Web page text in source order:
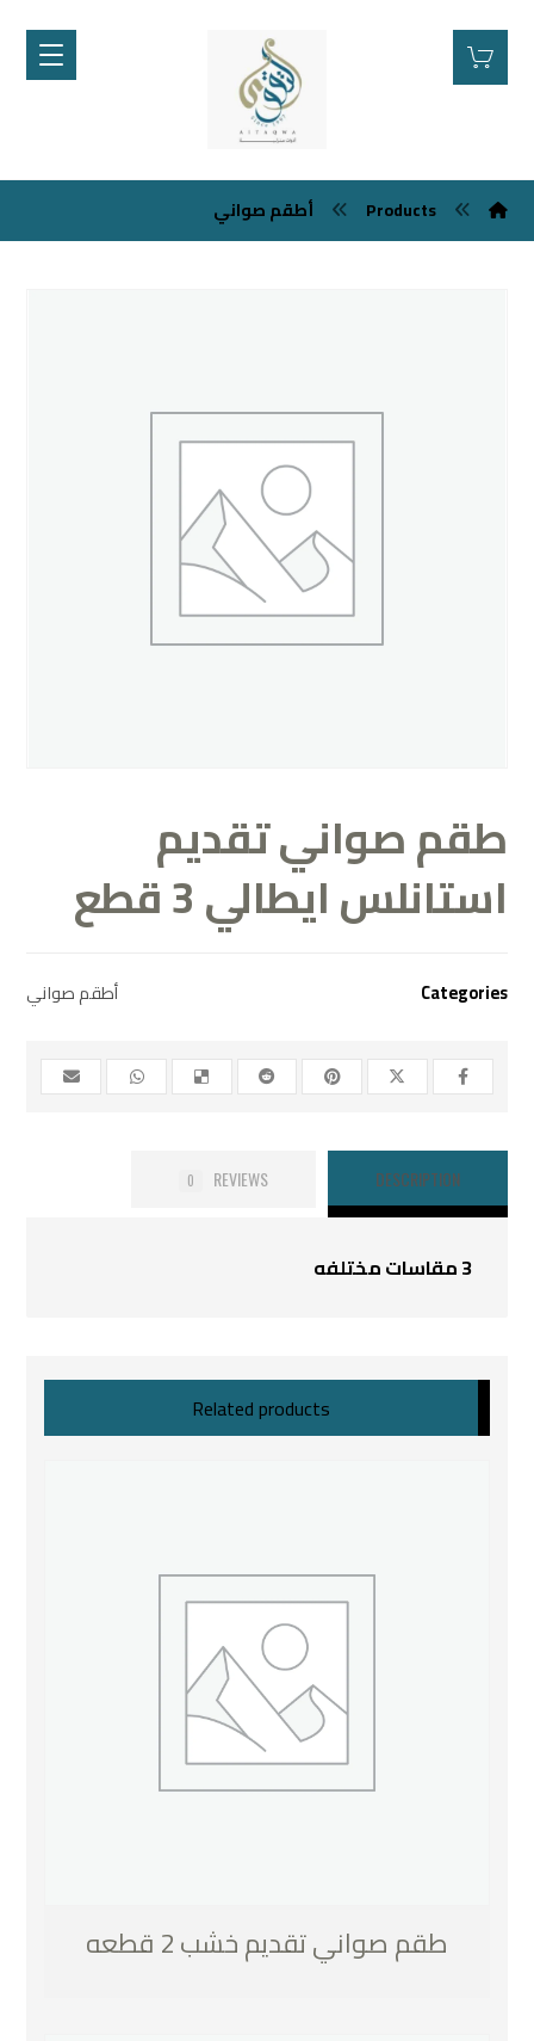
Products أطقم صواني
طقم صواني تقديم
استانلس ايطالي 3 قطع
Categories أطقم صواني
DESCRIPTION
REVIEWS
0
3 مقاسات مختلفه
Related products
طقم صواني تقديم خشب 2 قطعه